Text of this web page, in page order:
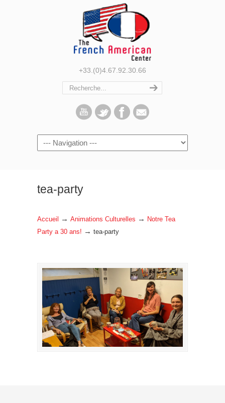
+33.(0)4.67.92.30.66
Navigation
tea-party
Accueil → Animations Culturelles →
Notre Tea
Party a 30 ans! → tea-party